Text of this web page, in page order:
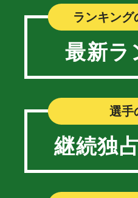
ランキング
最新ラ
選手
継続独